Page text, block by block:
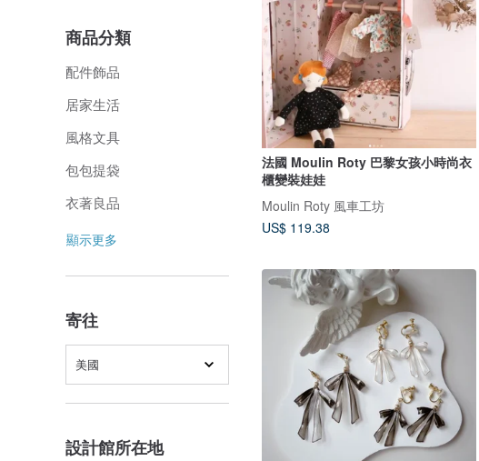
商品分類
配件飾品
居家生活
風格文具
包包提袋
衣著良品
顯示更多
寄往
美國
設計館所在地
法國 Moulin Roty 巴黎女孩小時尚衣
櫃變裝娃娃
Moulin Roty 風車工坊
US$ 119.38